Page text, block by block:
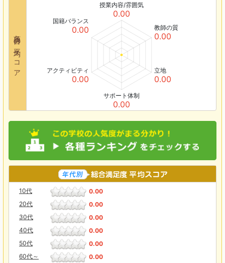
各項目の平均スコア
授業内容/雰囲気
0.00
教師の質
0.00
立地
0.00
サポート体制
0.00
アクティビティ
0.00
国籍バランス
0.00
10代
0.00
20代
0.00
30代
0.00
40代
0.00
50代
0.00
60代～
0.00